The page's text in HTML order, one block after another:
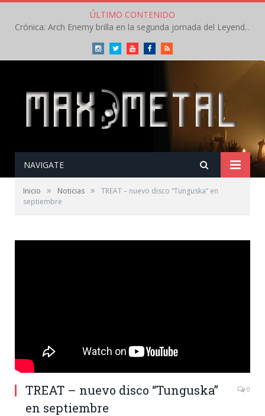
ÚLTIMO CONTENIDO
Crónica: Arch Enemy brilla en la segunda jornada del Leyendas del Rock – Jueves – Agosto 2026
InstagramTwitterYoutubeFacebookRSS
NAVIGATE
Inicio » Noticias »
TREAT – nuevo disco “Tunguska” en
septiembre
TREAT – nuevo disco “Tunguska”
en septiembre
0